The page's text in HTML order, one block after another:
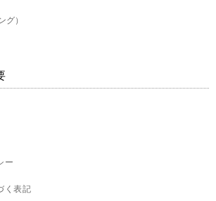
グ）
ー
く表記